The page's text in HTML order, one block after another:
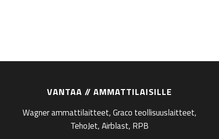
VANTAA // AMMATTILAISILLE
Wagner ammattilaitteet, Graco teollisuuslaitteet,
TehoJet, Airblast, RPB